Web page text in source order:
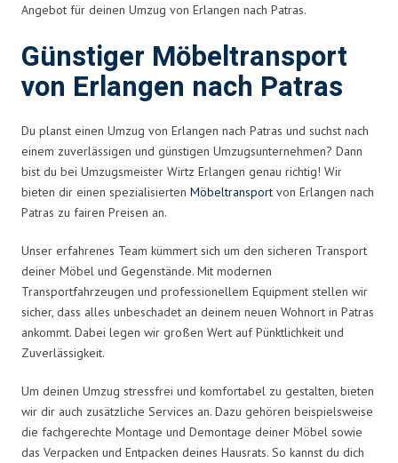
Angebot für deinen Umzug von Erlangen nach Patras.
Günstiger Möbeltransport
von Erlangen nach Patras
Du planst einen Umzug von Erlangen nach Patras und suchst nach
einem zuverlässigen und günstigen Umzugsunternehmen? Dann
bist du bei Umzugsmeister Wirtz Erlangen genau richtig! Wir
bieten dir einen spezialisierten Möbeltransport von Erlangen nach
Patras zu fairen Preisen an.
Unser erfahrenes Team kümmert sich um den sicheren Transport
deiner Möbel und Gegenstände. Mit modernen
Transportfahrzeugen und professionellem Equipment stellen wir
sicher, dass alles unbeschadet an deinem neuen Wohnort in Patras
ankommt. Dabei legen wir großen Wert auf Pünktlichkeit und
Zuverlässigkeit.
Um deinen Umzug stressfrei und komfortabel zu gestalten, bieten
wir dir auch zusätzliche Services an. Dazu gehören beispielsweise
die fachgerechte Montage und Demontage deiner Möbel sowie
das Verpacken und Entpacken deines Hausrats. So kannst du dich